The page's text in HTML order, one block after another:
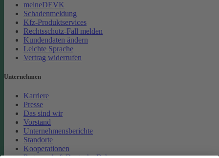
meineDEVK
Schadenmeldung
Kfz-Produktservices
Rechtsschutz-Fall melden
Kundendaten ändern
Leichte Sprache
Vertrag widerrufen
Unternehmen
Karriere
Presse
Das sind wir
Vorstand
Unternehmensberichte
Standorte
Kooperationen